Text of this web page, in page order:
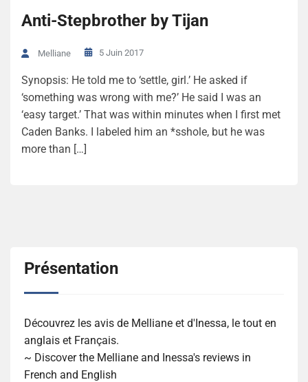
Anti-Stepbrother by Tijan
Melliane 5 Juin 2017
Synopsis: He told me to ‘settle, girl.’ He asked if
‘something was wrong with me?’ He said I was an
‘easy target.’ That was within minutes when I first met
Caden Banks. I labeled him an *sshole, but he was
more than […]
Présentation
Découvrez les avis de Melliane et d'Inessa, le tout en
anglais et Français.
~ Discover the Melliane and Inessa's reviews in
French and English